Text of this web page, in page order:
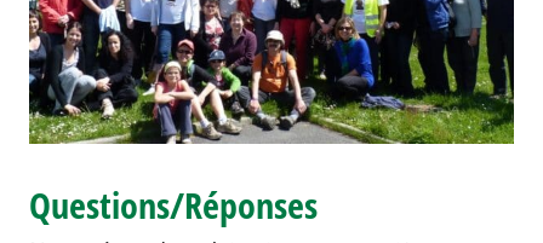
Questions/Réponses